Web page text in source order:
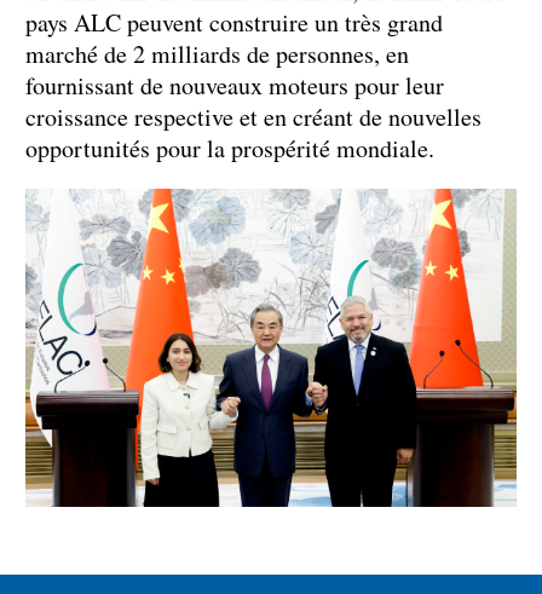
pays ALC peuvent construire un très grand
marché de 2 milliards de personnes, en
fournissant de nouveaux moteurs pour leur
croissance respective et en créant de nouvelles
opportunités pour la prospérité mondiale.